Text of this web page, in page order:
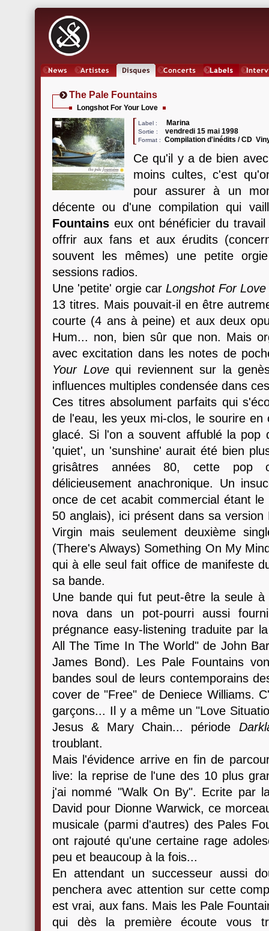
The Pale Fountains
Longshot For Your Love
Label : Marina
Sortie : vendredi 15 mai 1998
Format : Compilation d'inédits / CD
Ce qu'il y a de bien
moins cultes, c'est
pour assurer à un
décente ou d'une compilation qui
Fountains eux ont bénéficier du
offrir aux fans et aux érudits
souvent les mêmes) une petite
sessions radios.
Une 'petite' orgie car Longshot For Love
13 titres. Mais pouvait-il en être
courte (4 ans à peine) et aux deux
Hum... non, bien sûr que non. Mais
avec excitation dans les notes de
Your Lovequi reviennent sur la
influences multiples condensée dans
Ces titres absolument parfaits qui
de l'eau, les yeux mi-clos, le sourire en
glacé. Si l'on a souvent affublé la pop
'quiet', un 'sunshine' aurait été bien
grisâtres années 80, cette pop
délicieusement anachronique. Un
once de cet acabit commercial étant
50 anglais), ici présent dans sa
Virgin mais seulement deuxième
(There's Always) Something On My
qui à elle seul fait office de manifeste
sa bande.
Une bande qui fut peut-être la seule
nova dans un pot-pourri aussi
prégnance easy-listening traduite par
All The Time In The World" de John
James Bond). Les Pale Fountains
bandes soul de leurs contemporains
cover de "Free" de Deniece Williams.
garçons... Il y a même un "Love
Jesus & Mary Chain... période
troublant.
Mais l'évidence arrive en fin de
live: la reprise de l'une des 10 plus
j'ai nommé "Walk On By". Ecrite par
David pour Dionne Warwick, ce
musicale (parmi d'autres) des Pales
ont rajouté qu'une certaine rage
peu et beaucoup à la fois...
En attendant un successeur aussi
penchera avec attention sur cette
est vrai, aux fans. Mais les Pale
qui dès la première écoute vous